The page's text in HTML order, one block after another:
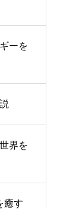
ーを
界を
癒す